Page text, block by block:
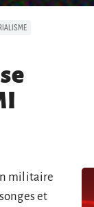
militaire
et